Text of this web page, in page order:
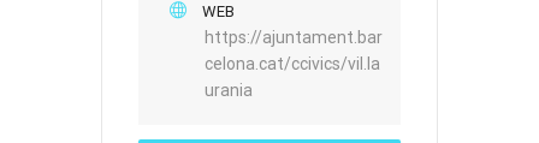
WEB
https://ajuntament.bar
celona.cat/ccivics/vil.la
urania